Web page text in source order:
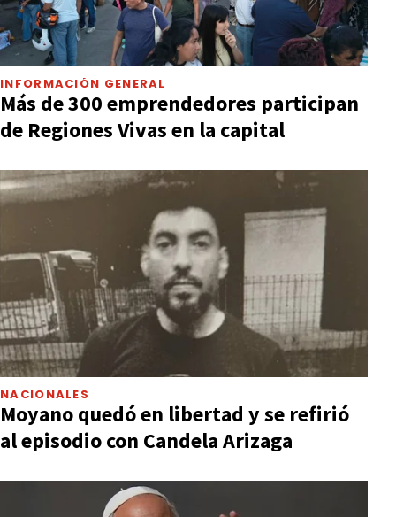
INFORMACIÓN GENERAL
Más de 300 emprendedores participan
de Regiones Vivas en la capital
NACIONALES
Moyano quedó en libertad y se refirió
al episodio con Candela Arizaga